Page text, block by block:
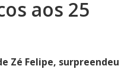
aos 25
Zé Felipe, surpreendeu